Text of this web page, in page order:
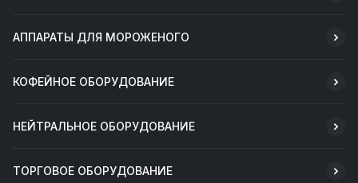
АППАРАТЫ ДЛЯ МОРОЖЕНОГО
КОФЕЙНОЕ ОБОРУДОВАНИЕ
НЕЙТРАЛЬНОЕ ОБОРУДОВАНИЕ
ТОРГОВОЕ ОБОРУДОВАНИЕ